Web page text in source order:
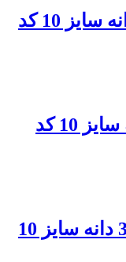
تسبیح عقیق مشکی 33 دانه سایز 10 کد
تسبیح عقیق دلربا 33 دانه سایز 10 کد
تسبیح عقیق هلی قرمز 33 دانه سایز 10